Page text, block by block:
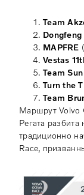
Team
Dongfeng
MAPFRE
Vestas
Team
Turn the
Team
Маршрут Volvo
Регата
традиционно
Race,